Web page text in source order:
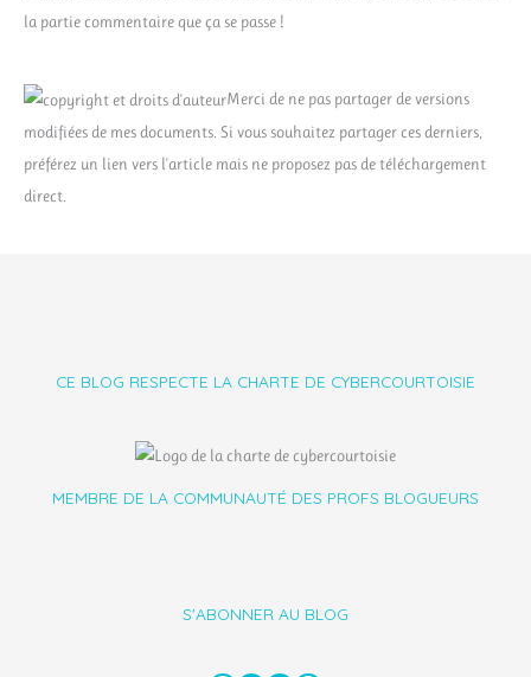
la partie commentaire que ça se passe !
Merci de ne pas partager de versions
modifiées de mes documents. Si vous souhaitez partager ces derniers,
préférez un lien vers l'article mais ne proposez pas de téléchargement
direct.
CE BLOG RESPECTE LA CHARTE DE CYBERCOURTOISIE
MEMBRE DE LA COMMUNAUTÉ DES PROFS BLOGUEURS
S'ABONNER AU BLOG